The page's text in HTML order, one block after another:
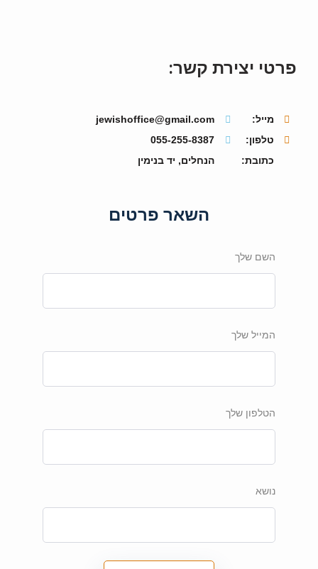
פרטי יצירת קשר:
מייל:
טלפון:
כתובת:
jewishoffice@gmail.com
055-255-8387
הנחלים, יד בנימין
השאר פרטים
השם שלך
המייל שלך
הטלפון שלך
נושא